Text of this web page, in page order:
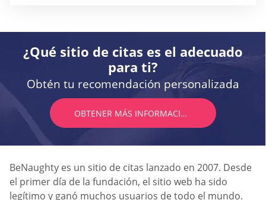
¿Qué sitio de citas es el adecuado
para ti?
Obtén tu recomendación personalizada
OBTENER MÁS INFORMACIÓN
BeNaughty es un sitio de citas lanzado en 2007. Desde
el primer día de la fundación, el sitio web ha sido
legítimo y ganó muchos usuarios de todo el mundo.